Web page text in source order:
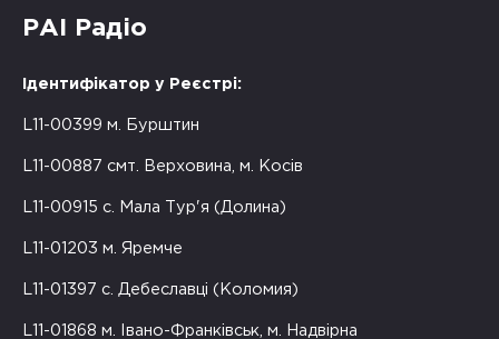
РАІ Радіо
Ідентифікатор у Реєстрі:
L11-00399 м. Бурштин
L11-00887 смт. Верховина, м. Косів
L11-00915 с. Мала Тур'я (Долина)
L11-01203 м. Яремче
L11-01397 с. Дебеславці (Коломия)
L11-01868 м. Івано-Франківськ, м. Надвірна